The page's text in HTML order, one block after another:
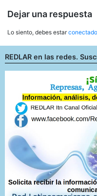
entradas
Dejar una respuesta
Lo siento, debes estarconectado
REDLAR en las redes.